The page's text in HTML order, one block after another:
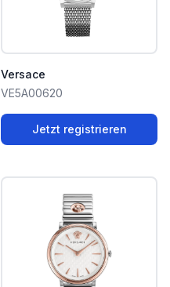
Versace
VE5A00620
Jetzt registrieren